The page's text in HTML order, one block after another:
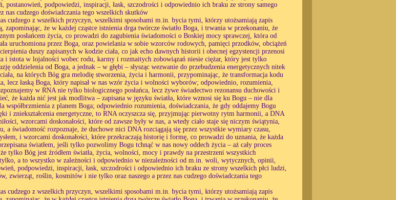
postanowień, podpowiedzi, inspiracji, łask, szczodrości i odpowiednio ich braku ze strony samego
nas cudzego doświadczania tego wszelkich skutków
cudzego z wszelkich przyczyn, wszelkimi sposobami m.in. bycia tymi, którzy utożsamiają zapis
zapominając, że w każdej cząstce istnienia drga twórcze światło Boga, i trwania w przekonaniu, że
posłańcem życia, co prowadzi do zagubienia świadomości o Boskiej mocy sprawczej, która od
uruchomiona przez Boga, oraz powielania w sobie wzorców rodowych, pamięci przodków, obciążeń
duszy zapisanych w kodzie ciała, co jak echo dawnych historii i obecnej egzystencji przenosi
i istota w lojalności wobec rodu, karmy i rozmaitych zobowiązań niesie ciężar, który jest tylko
oddzielenia od Boga, a jednak – w głębi – słysząc wezwanie do przebudzenia energetycznych nitek
na których Bóg gra melodię stworzenia, życia i harmonii, przypominając, że transformacja kodu
lecz łaską Boga, który napisał w nas wzór życia i wolności wyborów; odpowiednio, rozumienia,
w RNA nie tylko biologicznego posłańca, lecz żywe świadectwo rezonansu duchowości i
że każda nić jest jak modlitwa – zapisana w języku światła, które wznosi się ku Bogu – nie dla
współbrzmienia z planem Boga; odpowiednio rozumienia, doświadczania, że gdy oddajemy Bogu
i zniekształcenia energetyczne, to RNA oczyszcza się, przyjmując pierwotny rytm harmonii, a DNA
wzorcami doskonałości, które od zawsze były w nas, a wtedy ciało staje się niczym świątynia,
a świadomość rozpoznaje, że duchowe nici DNA rozciągają się przez wszystkie wymiary czasu,
i wzorcami doskonałości, które przekraczają historię i formę, co prowadzi do uznania, że każda
światłem, jeśli tylko pozwolimy Bogu tchnąć w nas nowy oddech życia – aż cały proces
tylko Bóg jest źródłem światła, życia, wolności, mocy i prawdy na przestrzeni wszystkich
a to wszystko w zależności i odpowiednio w niezależności od m.in. woli, wytycznych, opinii,
podpowiedzi, inspiracji, łask, szczodrości i odpowiednio ich braku ze strony wszelkich płci ludzi,
zwierząt, roślin, kosmitów i nie tylko oraz naszego a przez nas cudzego doświadczania tego
cudzego z wszelkich przyczyn, wszelkimi sposobami m.in. bycia tymi, którzy utożsamiają zapis